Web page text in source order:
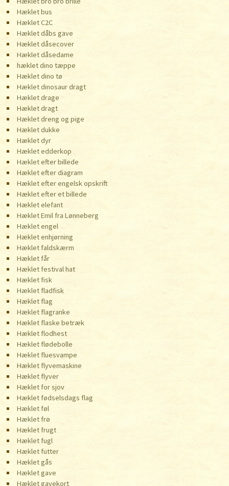
Hæklet bus
Hæklet C2C
Hæklet dåbs gave
Hæklet dåsecover
Hæklet dåsedame
hæklet dino tæppe
Hæklet dino tø
Hæklet dinosaur dragt
Hæklet drage
Hæklet dragt
Hæklet dreng og pige
Hæklet dukke
Hæklet dyr
Hæklet edderkop
Hæklet efter billede
Hæklet efter diagram
Hæklet efter engelsk opskrift
Hæklet efter et billede
Hæklet elefant
Hæklet Emil fra Lønneberg
Hæklet engel
Hæklet enhjørning
Hæklet faldskærm
Hæklet får
Hæklet festival hat
Hæklet fisk
Hæklet fladfisk
Hæklet flag
Hæklet flagranke
Hæklet flaske betræk
Hæklet flodhest
Hæklet flødebolle
Hæklet fluesvampe
Hæklet flyvemaskine
Hæklet flyver
Hæklet for sjov
Hæklet fødselsdags flag
Hæklet føl
Hæklet frø
Hæklet frugt
Hæklet fugl
Hæklet futter
Hæklet gås
Hæklet gave
Hæklet gavekort